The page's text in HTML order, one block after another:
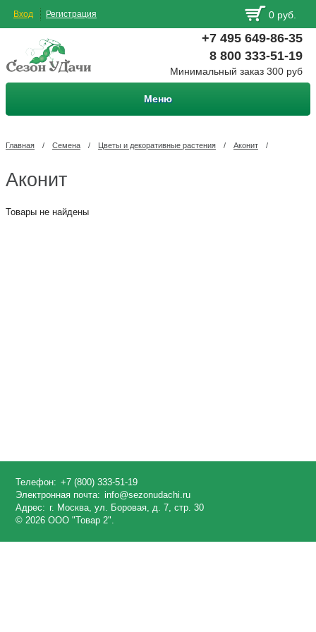
Вход Регистрация 0 руб.
+7 495 649-86-35
8 800 333-51-19
Минимальный заказ 300 руб
Меню
Главная / Семена / Цветы и декоративные растения / Аконит /
Аконит
Товары не найдены
Телефон: +7 (800) 333-51-19
Электронная почта: info@sezonudachi.ru
Адрес: г. Москва, ул. Боровая, д. 7, стр. 30
© 2026 ООО "Товар 2".